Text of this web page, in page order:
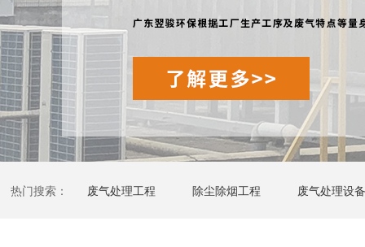
热门搜索： 废气处理工程 除尘除烟工程 废气处理设